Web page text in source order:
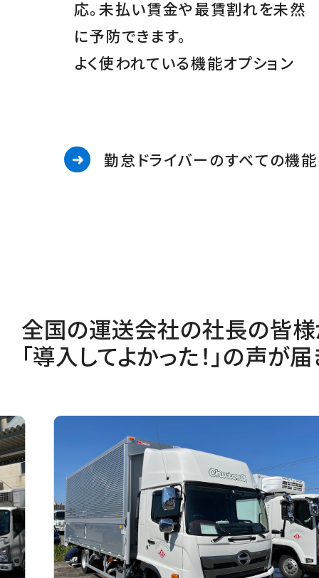
応。未払い賃金や最賃割れを未然
に予防できます。
よく使われている機能オプション
勤怠ドライバーのすべての機
全国の運送会社の社長の皆様
「導入してよかった！」の声が